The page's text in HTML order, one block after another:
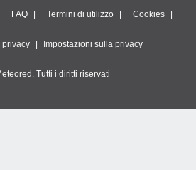
FAQ Termini di utilizzo Cookies
privacy Impostazioni sulla privacy
Tutti i diritti riservati